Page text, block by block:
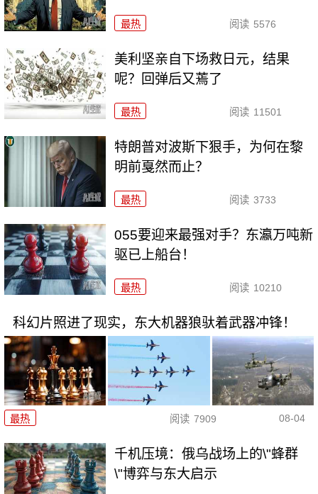
最热 阅读 5576
美利坚亲自下场救日元，结果
呢？回弹后又蔫了
最热 阅读 11501
特朗普对波斯下狠手，为何在黎
明前戛然而止？
最热 阅读 3733
055要迎来最强对手？东瀛万吨新
驱已上船台！
最热 阅读 10210
科幻片照进了现实，东大机器狼驮着武器冲锋！
最热 阅读 7909 08-04
千机压境：俄乌战场上的\"蜂群
\"博弈与东大启示